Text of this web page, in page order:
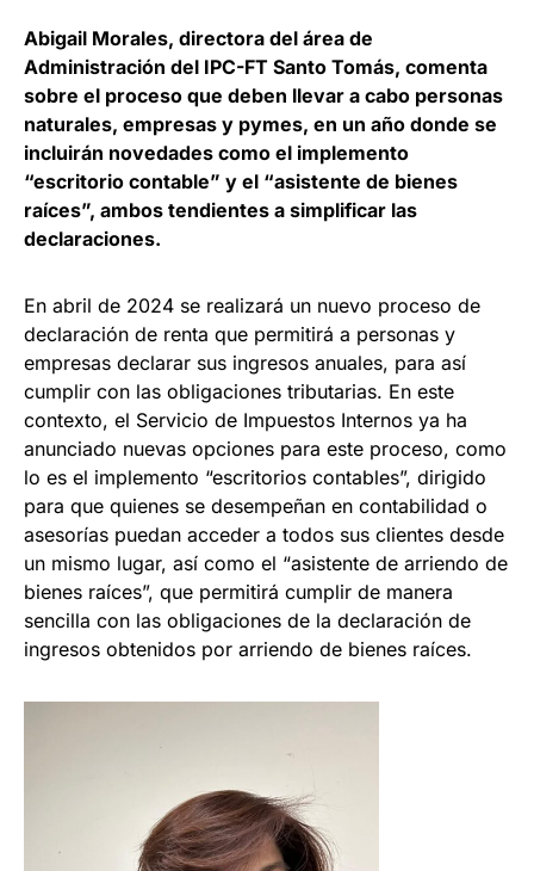
Abigail Morales, directora del área de
Administración del IPC-FT Santo Tomás, comenta
sobre el proceso que deben llevar a cabo personas
naturales, empresas y pymes, en un año donde se
incluirán novedades como el implemento
“escritorio contable” y el “asistente de bienes
raíces”, ambos tendientes a simplificar las
declaraciones.
En abril de 2024 se realizará un nuevo proceso de
declaración de renta que permitirá a personas y
empresas declarar sus ingresos anuales, para así
cumplir con las obligaciones tributarias. En este
contexto, el Servicio de Impuestos Internos ya ha
anunciado nuevas opciones para este proceso, como
lo es el implemento “escritorios contables”, dirigido
para que quienes se desempeñan en contabilidad o
asesorías puedan acceder a todos sus clientes desde
un mismo lugar, así como el “asistente de arriendo de
bienes raíces”, que permitirá cumplir de manera
sencilla con las obligaciones de la declaración de
ingresos obtenidos por arriendo de bienes raíces.